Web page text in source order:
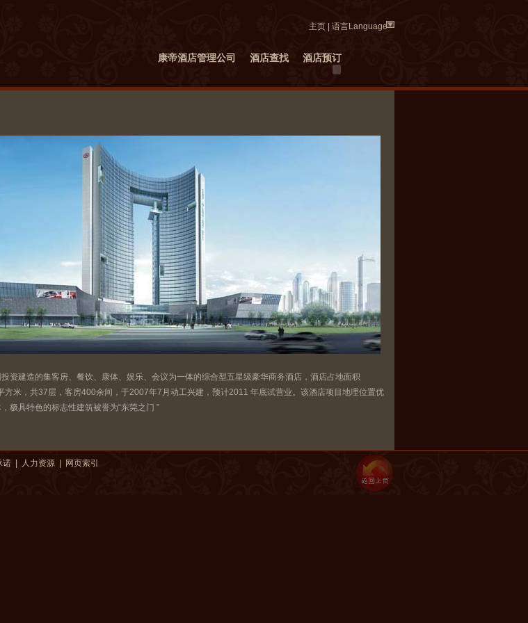
主页 语言Language
康帝酒店管理公司 酒店查找 酒店预订
资建造的集客房、餐饮、康体、娱乐、会议为一体的综合型五星级豪华商务酒店，酒店占地面积
米，共37层，客房400余间，于2007年7月动工兴建，预计2011 年底试营业。该酒店项目地理位置优
极具特色的标志性建筑被誉为“东莞之门 ”
诺 人力资源
网页索引